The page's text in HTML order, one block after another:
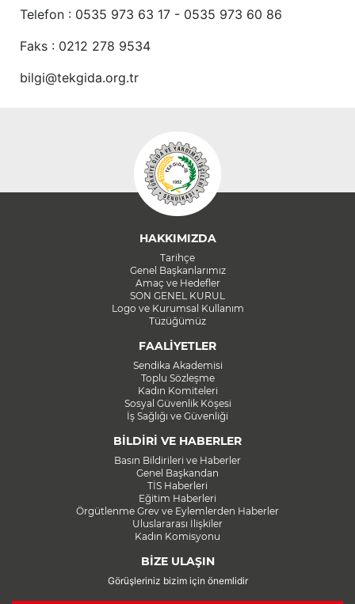
Telefon : 0535 973 63 17 - 0535 973 60 86
Faks : 0212 278 9534
bilgi@tekgida.org.tr
HAKKIMIZDA
Tarihçe
Genel Başkanlarımız
Amaç ve Hedefler
SON GENEL KURUL
Logo ve Kurumsal Kullanım
Tüzüğümüz
FAALİYETLER
Sendika Akademisi
Toplu Sözleşme
Kadın Komiteleri
Sosyal Güvenlik Köşesi
İş Sağlığı ve Güvenliği
BİLDİRİ VE HABERLER
Basın Bildirileri ve Haberler
Genel Başkandan
TİS Haberleri
Eğitim Haberleri
Örgütlenme Grev ve Eylemlerden Haberler
Uluslararası İlişkiler
Kadın Komisyonu
BİZE ULAŞIN
Görüşleriniz bizim için önemlidir